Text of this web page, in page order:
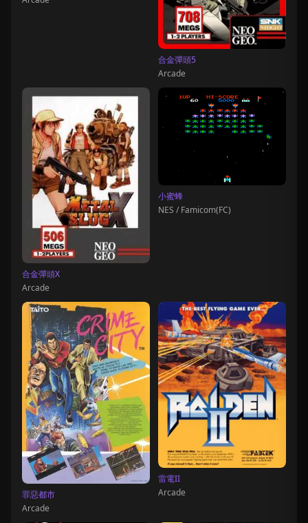
合金彈頭5
Arcade
合金彈頭X
Arcade
小蜜蜂
NES / Famicom(FC)
罪惡都市
Arcade
雷電II
Arcade